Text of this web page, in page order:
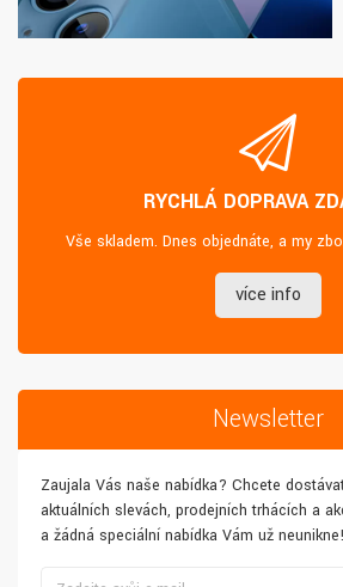
RYCHLÁ DOPRAVA
Vše skladem. Dnes objednáte, a my
více info
Newsletter
Zaujala Vás naše nabídka? Chcete
aktuálních slevách, prodejních trhácích a
a žádná speciální nabídka Vám už neunikne!